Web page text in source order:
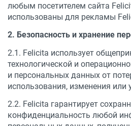
любым посетителем сайта
использованы для рекламы
2. Безопасность и хранение
2.1. Felicita использует
технологической и
и персональных данных от
использования, изменения или
2.2. Felicita гарантирует
конфиденциальность любой